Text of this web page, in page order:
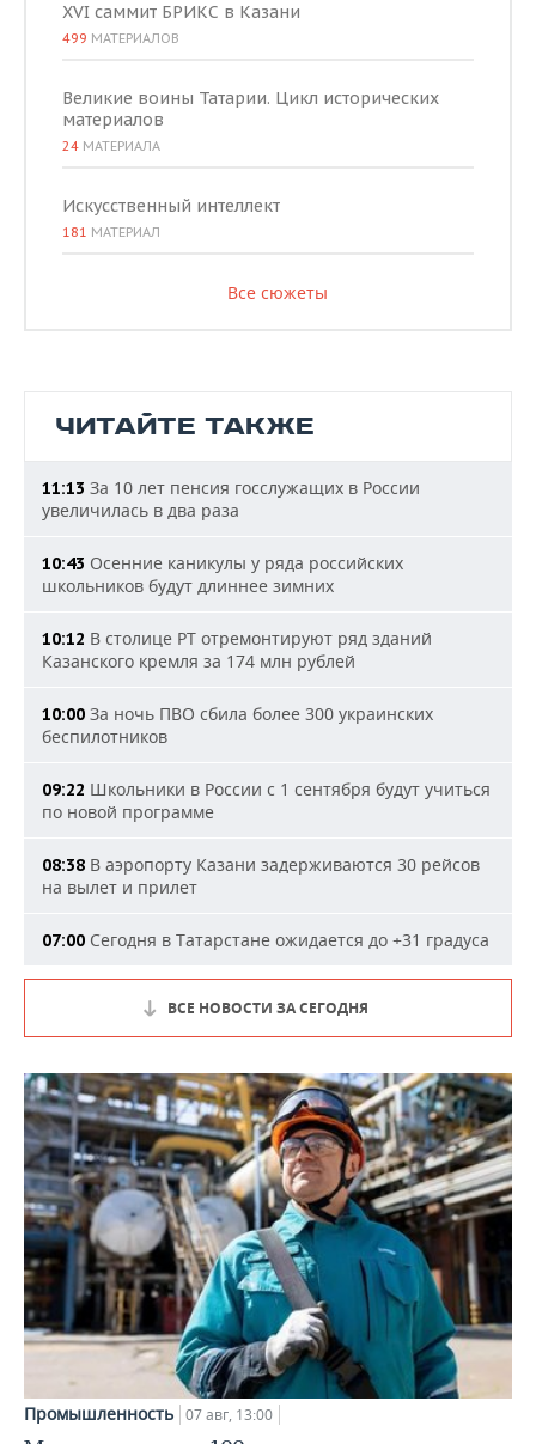
XVI саммит БРИКС в Казани
499 МАТЕРИАЛОВ
Великие воины Татарии. Цикл исторических
материалов
24 МАТЕРИАЛА
Искусственный интеллект
181 МАТЕРИАЛ
Все сюжеты
ЧИТАЙТЕ ТАКЖЕ
11:13 За 10 лет пенсия госслужащих в России
увеличилась в два раза
10:43 Осенние каникулы у ряда российских
школьников будут длиннее зимних
10:12 В столице РТ отремонтируют ряд зданий
Казанского кремля за 174 млн рублей
10:00 За ночь ПВО сбила более 300 украинских
беспилотников
09:22 Школьники в России с 1 сентября будут учиться
по новой программе
08:38 В аэропорту Казани задерживаются 30 рейсов
на вылет и прилет
07:00 Сегодня в Татарстане ожидается до +31 градуса
ВСЕ НОВОСТИ ЗА СЕГОДНЯ
Промышленность 07 авг, 13:00